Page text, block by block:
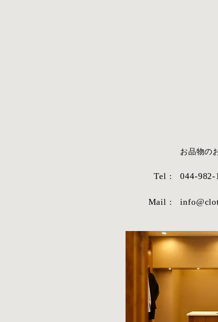
お品物の
Tel : 044-982-
Mail :